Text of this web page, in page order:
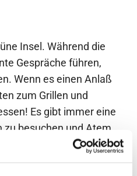
Insel. Während die
Gespräche führen,
Wenn es einen Anlaß
zum Grillen und
Es gibt immer eine
zu besuchen und Atem
wenn alles trist und
Stern von Bethlehem